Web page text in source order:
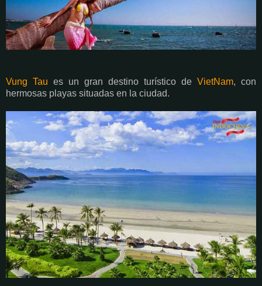
Vung Tau es un gran destino turístico de VietNam, con
hermosas playas situadas en la ciudad.